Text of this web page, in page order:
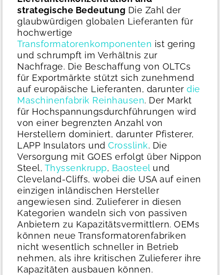
strategische Bedeutung Die Zahl der
glaubwürdigen globalen Lieferanten für
hochwertige
Transformatorenkomponenten ist gering
und schrumpft im Verhältnis zur
Nachfrage. Die Beschaffung von OLTCs
für Exportmärkte stützt sich zunehmend
auf europäische Lieferanten, darunter die
Maschinenfabrik Reinhausen. Der Markt
für Hochspannungsdurchführungen wird
von einer begrenzten Anzahl von
Herstellern dominiert, darunter Pfisterer,
LAPP Insulators und Crosslink. Die
Versorgung mit GOES erfolgt über Nippon
Steel, Thyssenkrupp, Baosteelund
Cleveland-Cliffs, wobei die USA auf einen
einzigen inländischen Hersteller
angewiesen sind. Zulieferer in diesen
Kategorien wandeln sich von passiven
Anbietern zu Kapazitätsvermittlern. OEMs
können neue Transformatorenfabriken
nicht wesentlich schneller in Betrieb
nehmen, als ihre kritischen Zulieferer ihre
Kapazitäten ausbauen können.